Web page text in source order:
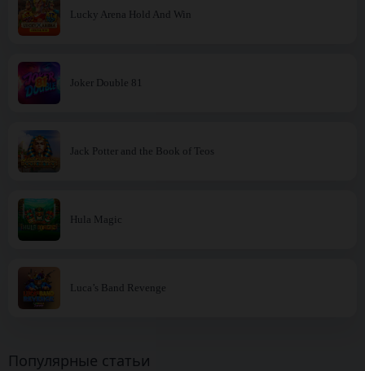
Lucky Arena Hold And Win
Joker Double 81
Jack Potter and the Book of Teos
Hula Magic
Luca’s Band Revenge
Популярные статьи